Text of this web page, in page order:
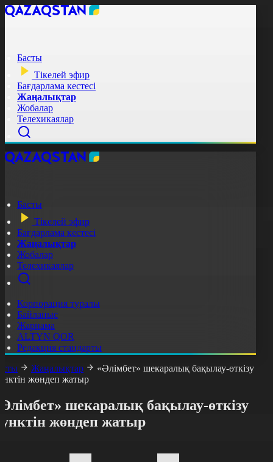
Басты
Тікелей эфир
Бағдарлама кестесі
Жаңалықтар
Жобалар
Телехикаялар
Басты
Тікелей эфир
Бағдарлама кестесі
Жаңалықтар
Жобалар
Телехикаялар
Корпорация туралы
Байланыс
Жарнама
ALTYN QOR
Редакция стандарты
Жаңалықтар
«Әлімбет» шекаралық бақылау-өткізу
жөндеп жатыр
шекаралық бақылау-өткізу
жөндеп жатыр